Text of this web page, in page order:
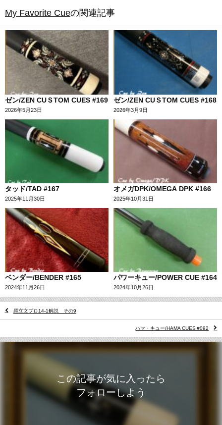
My Favorite Cueの関連記事
ゼン/ZEN CUＳTOM CUES #169
2026年5月23日
ゼン/ZEN CUＳTOM CUES #168
2026年3月9日
タッド/TAD #167
2025年11月30日
オメガDPK/OMEGA DPK #166
2025年10月31日
ベンダー/BENDER #165
2024年11月26日
パワーキュー/POWER CUE #164
2024年10月26日
羅立文プロ14-1解説 その9
ハマ・キュー/HAMA CUES #092
この記事が気に入ったら
フォローしよう